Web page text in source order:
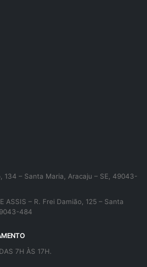
134 – Santa Maria, Aracaju – SE, 49043-
ASSIS – R. Frei Damião, 125 – Santa
484
7H ÀS 17H.